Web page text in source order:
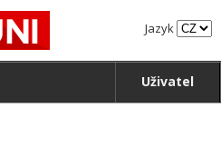
Jazyk
Uživatel